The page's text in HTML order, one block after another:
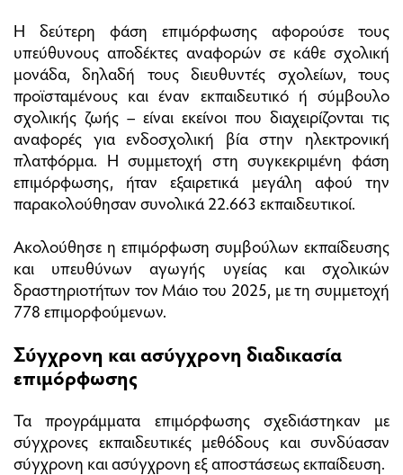
Η δεύτερη φάση επιμόρφωσης αφορούσε τους
υπεύθυνους αποδέκτες αναφορών σε κάθε σχολική
μονάδα, δηλαδή τους διευθυντές σχολείων, τους
προϊσταμένους και έναν εκπαιδευτικό ή σύμβουλο
σχολικής ζωής – είναι εκείνοι που διαχειρίζονται τις
αναφορές για ενδοσχολική βία στην ηλεκτρονική
πλατφόρμα. Η συμμετοχή στη συγκεκριμένη φάση
επιμόρφωσης, ήταν εξαιρετικά μεγάλη αφού την
παρακολούθησαν συνολικά 22.663 εκπαιδευτικοί.
Ακολούθησε η επιμόρφωση συμβούλων εκπαίδευσης
και υπευθύνων αγωγής υγείας και σχολικών
δραστηριοτήτων τον Μάιο του 2025, με τη συμμετοχή
778 επιμορφούμενων.
Σύγχρονη και ασύγχρονη διαδικασία
επιμόρφωσης
Τα προγράμματα επιμόρφωσης σχεδιάστηκαν με
σύγχρονες εκπαιδευτικές μεθόδους και συνδύασαν
σύγχρονη και ασύγχρονη εξ αποστάσεως εκπαίδευση.